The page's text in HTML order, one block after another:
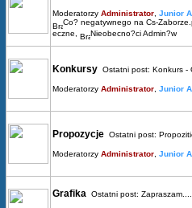
Moderatorzy Administrator Junior
Co? negatywnego na Cs-
eczne
Nieobecno?ci Admin?w
Konkursy Ostatni post: Konkurs -
Moderatorzy Administrator Junior
Propozycje Ostatni post:
Moderatorzy Administrator Junior
Grafika Ostatni post: Zapraszam....